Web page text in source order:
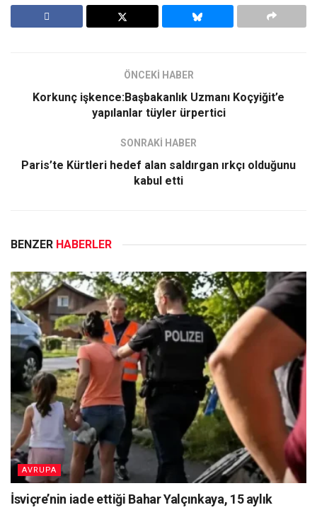
ÖNCEKİ HABER
Korkunç işkence:Başbakanlık Uzmanı Koçyiğit’e
yapılanlar tüyler ürpertici
SONRAKİ HABER
Paris’te Kürtleri hedef alan saldırgan ırkçı olduğunu
kabul etti
BENZER HABERLER
AVRUPA
İsviçre’nin iade ettiği Bahar Yalçınkaya, 15 aylık